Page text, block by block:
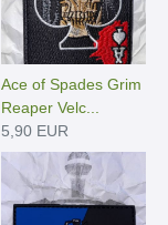
Ace of Spades Grim
Reaper Velc...
5,90 EUR